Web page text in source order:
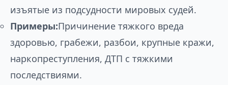
изъятые из подсудности мировых судей.
Примеры:Причинение тяжкого вреда
здоровью, грабежи, разбои, крупные кражи,
наркопреступления, ДТП с тяжкими
последствиями.